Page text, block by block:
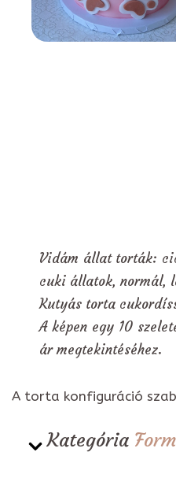
Vidám állat torták:
cuki állatok, normál,
Kutyás torta
A képen egy 10
ár megtekintéséhez.
A torta konfiguráció
Kategória